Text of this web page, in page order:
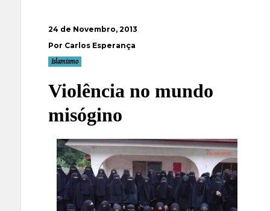
24 de Novembro, 2013
Por Carlos Esperança
Islamismo
Violência no mundo
misógino